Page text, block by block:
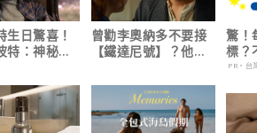
生日驚喜！
特：神秘的
銀幕
曾勸李奧納多不要接
【鐵達尼號】？他
是誰」
驚！
標？
PR・台